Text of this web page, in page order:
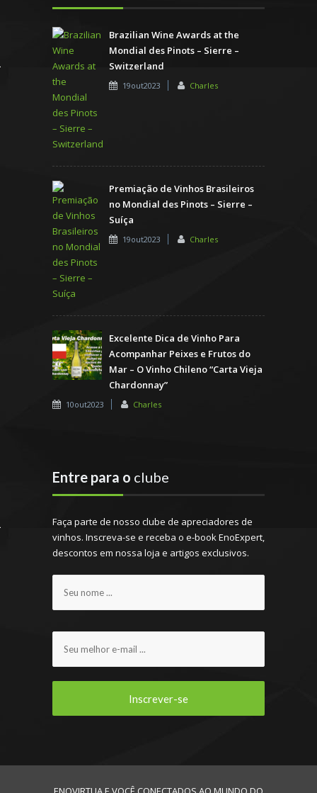
Brazilian Wine Awards at the
Mondial des Pinots – Sierre –
Switzerland
19out2023 Charles
Premiação de Vinhos Brasileiros
no Mondial des Pinots – Sierre –
Suíça
19out2023 Charles
Excelente Dica de Vinho Para
Acompanhar Peixes e Frutos do
Mar – O Vinho Chileno “Carta Vieja
Chardonnay”
10out2023 Charles
Entre para o clube
Faça parte de nosso clube de apreciadores de
vinhos. Inscreva-se e receba o e-book EnoExpert,
descontos em nossa loja e artigos exclusivos.